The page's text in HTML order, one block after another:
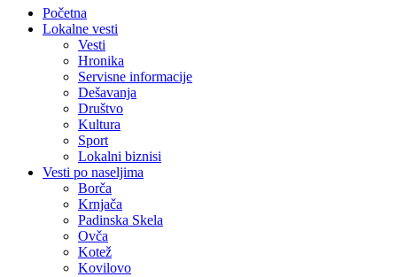
Početna
Lokalne vesti
Vesti
Hronika
Servisne informacije
Dešavanja
Društvo
Kultura
Sport
Lokalni biznisi
Vesti po naseljima
Borča
Krnjača
Padinska Skela
Ovča
Kotež
Kovilovo